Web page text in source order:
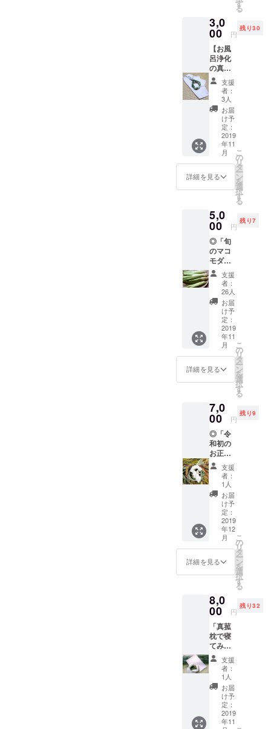
めても
ずーっ
が続
く、優
しい優
しい
【ごぱ
ん】
そこに
さら
に、真
菰のパ
ワフル
なエネ
を込め
ていた
バー
ガーバ
ンズサ
イズの
ごぱん
【ち
びっ
こ】✕
４子の
パック
を２
つ、計
８子の
ごぱ
ん。
※12月に
なりま
すが、
（赤）
で送ら
せてい
ただき
ます。
送
る前に
ご連絡
を入れ
させて
いただ
きま
す。
ク５個
】と
【収穫
したマ
コモダ
ケ３
本】を
セッ
トでレ
ター
パック
（赤）
で送り
ます。
※発送は
１１月
中旬に
にはご
連絡し
ね。
ダケ３
本】の
セット
です。
熊本県
産小
麦、発
芽玄
米、小
豆、自
然海
塩、酵
母、黒
砂糖で
焼き上
げるご
ぱん。
ヴィー
ガンブ
レッド
になり
ます。
そこに
なん
と！ 今
年収穫
した真
菰も練
り込ん
でいた
だいて
【まこ
もごぱ
ん】を
す！ 蒸
すとも
のふわ
ふわ
で、冷
めても
ずーっ
とそれ
が続
く、優
しい優
しい
【ごぱ
ん】 そ
らに、
真菰の
ネル
ギーを
込めて
いただ
きま
す！
※11月以
降の発
送にな
りま
す。発
送時に
ご連絡
す
る
3,0
00 円
残り30
【お風
呂浄化
の真菰
リー
ス】と
【優し
い手紡
ぎ肌撫
で布】
のセッ
トで
す。 赤
ちゃん
の沐浴
みたい
な気持
しい布
で自分
の肌を
湯船で
そっと
撫で
る。 奈
良の益
久染織
研究所
の手紡
ぎ布を
手縫い
で端を
かがり
まし
た。約
チで
す。 真
菰リー
スは邪
気を祓
い、お
湯を丁
寧に浄
めま
す。 ど
うぞ一
緒に毎
晩使っ
て お風
呂を大
事な安
らぎの
洗濯物
と一緒
道さま
に当て
てくだ
さい。
真菰
リース
はだん
だんと
香りや
色が褪
せます
支援
者：
3人
お届
け予
定：
2019
年11
月
詳細を見る
こ
の
リ
タ
ー
ン
を
選
択
す
る
5,0
00 円
残り7
◎「旬
のマコ
モダケ
を食べ
て、
葉っぱ
も使っ
て、来
年春に
は植え
てみて
くださ
い！」
コース
秋に
なり収
らマコ
モダケ
を【５
本】送
りま
す。
クッ
ション
代わり
に真菰
の葉っ
ぱを入
れます
ね。
そして
春に
は、真
りま
す！植
えてく
ださ
い！！
！
支援
者：
26人
お届
け予
定：
2019
年11
月
詳細を見る
こ
の
リ
タ
ー
ン
を
選
択
す
る
7,0
00 円
残り9
◎「令
和初の
お正月
を真菰
のしめ
かざり
で迎え
う！」
コース
（7000
円） 下
曽我の
地で風
に揺れ
ながら
真菰で
しめか
ざりを
お作り
して
レター
パック
（赤）
にてお
送りし
ます。
ひと昔
前まで
生活の
支援
者：
1人
お届
け予
定：
2019
年12
月
詳細を見る
こ
の
リ
タ
ー
ン
を
選
択
す
る
8,0
00 円
残り32
「真菰
枕で寝
てみて
くださ
い！」
コース
（11月
中旬発
送予
定）
支援
者：
1人
お届
け予
定：
2019
年11